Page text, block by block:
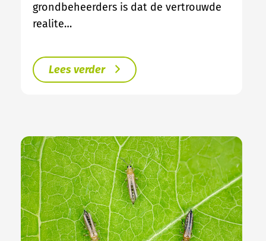
grondbeheerders is dat de vertrouwde
realite…
Lees verder